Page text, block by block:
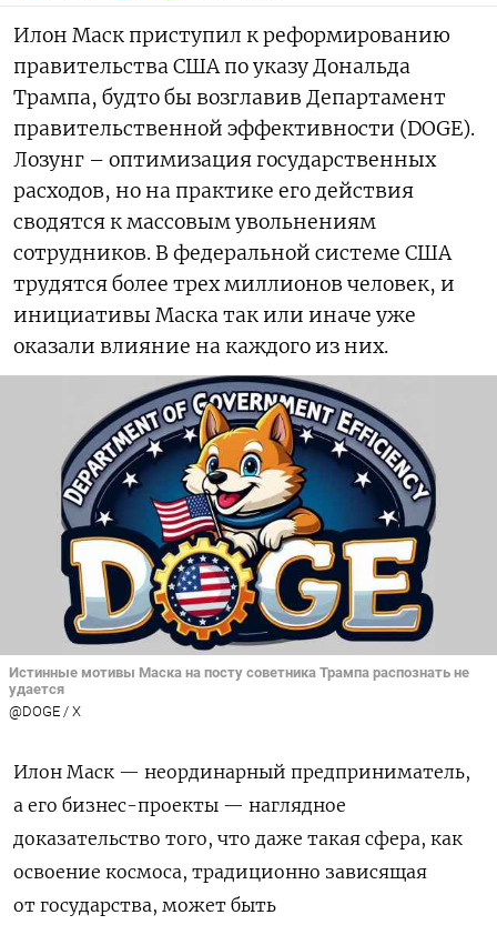
Илон Маск приступил к реформированию
правительства США по указу Дональда
Трампа, будто бы возглавив Департамент
правительственной эффективности (DOGE).
Лозунг – оптимизация государственных
расходов, но на практике его действия
сводятся к массовым увольнениям
сотрудников. В федеральной системе США
трудятся более трех миллионов человек, и
инициативы Маска так или иначе уже
оказали влияние на каждого из них.
Истинные мотивы Маска на посту советника Трампа распознать не
удается
@DOGE / X
Илон Маск — неординарный предприниматель,
а его бизнес-проекты — наглядное
доказательство того, что даже такая сфера, как
освоение космоса, традиционно зависящая
от государства, может быть